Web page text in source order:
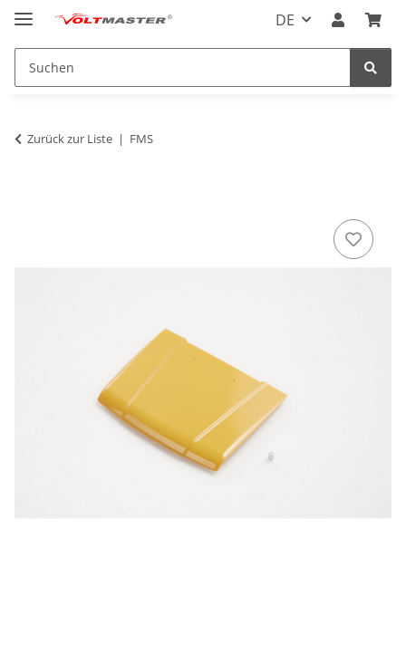
DE
Zurück zur Liste FMS